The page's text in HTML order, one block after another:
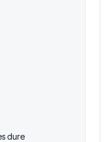
dure